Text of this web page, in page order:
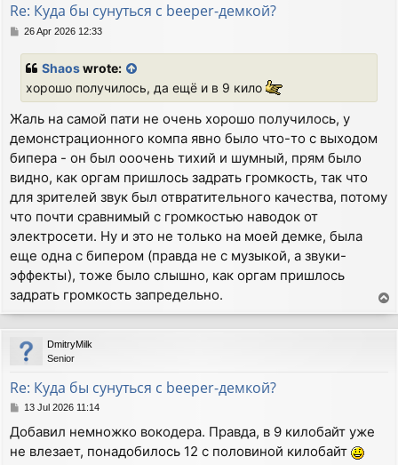
Re: Куда бы сунуться с beeper-демкой?
P26 Apr 2026 12:33
Shaoswrote:
хорошо получилось, да ещё и в 9 кило
Жаль на самой пати не очень хорошо получилось, у
демонстрационного компа явно было что-то с выходом
бипера - он был ооочень тихий и шумный, прям было
видно, как оргам пришлось задрать громкость, так что
для зрителей звук был отвратительного качества, потому
что почти сравнимый с громкостью наводок от
электросети. Ну и это не только на моей демке, была
еще одна с бипером (правда не с музыкой, а звуки-
эффекты), тоже было слышно, как оргам пришлось
задрать громкость запредельно.
o
p
DmitryMilk
Senior
Re: Куда бы сунуться с beeper-демкой?
P
s
t
13 Jul 2026 11:14
Добавил немножко вокодера. Правда, в 9 килобайт уже
не влезает, понадобилось 12 с половиной килобайт